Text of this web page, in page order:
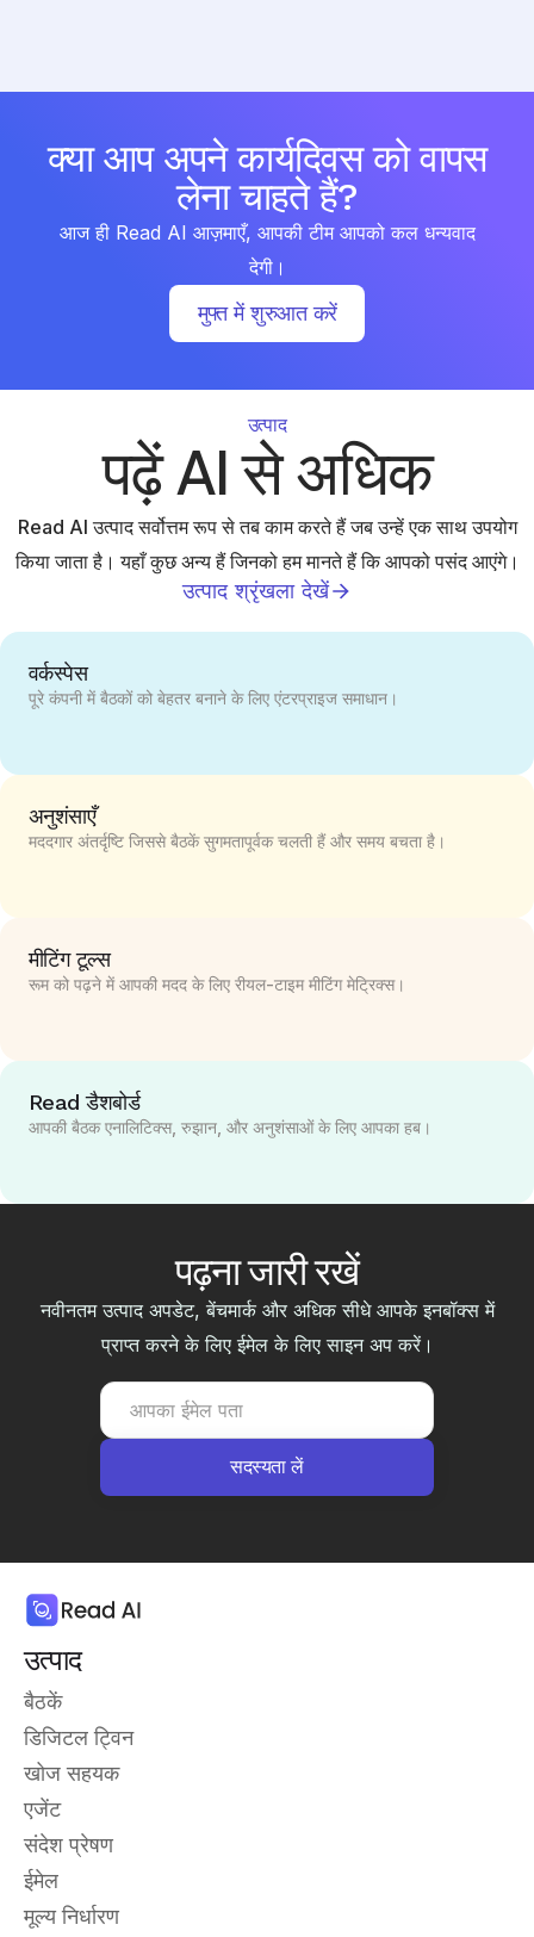
क्या आप अपने कार्यदिवस को वापस
लेना चाहते हैं?
आज ही Read AI आज़माएँ, आपकी टीम आपको कल धन्यवाद
देगी।
मुफ्त में शुरुआत करें
उत्पाद
पढ़ें AI से अधिक
Read AI उत्पाद सर्वोत्तम रूप से तब काम करते हैं जब उन्हें एक साथ उपयोग
किया जाता है। यहाँ कुछ अन्य हैं जिनको हम मानते हैं कि आपको पसंद आएंगे।
उत्पाद श्रृंखला देखें
वर्कस्पेस
पूरे कंपनी में बैठकों को बेहतर बनाने के लिए एंटरप्राइज समाधान।
अनुशंसाएँ
मददगार अंतर्दृष्टि जिससे बैठकें सुगमतापूर्वक चलती हैं और समय बचता है।
मीटिंग टूल्स
रूम को पढ़ने में आपकी मदद के लिए रीयल-टाइम मीटिंग मेट्रिक्स।
Read डैशबोर्ड
आपकी बैठक एनालिटिक्स, रुझान, और अनुशंसाओं के लिए आपका हब।
पढ़ना जारी रखें
नवीनतम उत्पाद अपडेट, बेंचमार्क और अधिक सीधे आपके इनबॉक्स में
प्राप्त करने के लिए ईमेल के लिए साइन अप करें।
उत्पाद
बैठकें
डिजिटल ट्विन
खोज सहयक
एजेंट
संदेश प्रेषण
ईमेल
मूल्य निर्धारण